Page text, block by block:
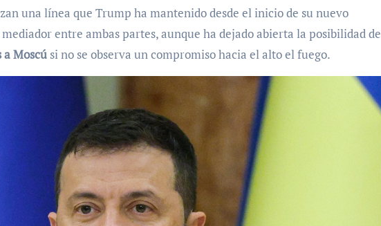
una línea que Trump ha mantenido desde el inicio de su nuevo
entre ambas partes, aunque ha dejado abierta la posibilidad de
a Moscú si no se observa un compromiso hacia el alto el fuego.